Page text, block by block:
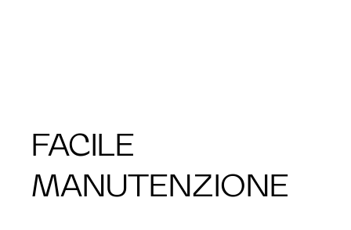
FACILE
MANUTENZIONE